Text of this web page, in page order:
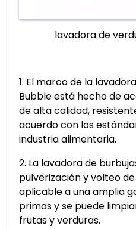
lavadora de
1. El marco de la
Bubble está hecho de
de alta calidad,
acuerdo con los
industria alimentaria.
2. La lavadora de
pulverización y volteo
aplicable a una amplia
primas y se puede
frutas y verduras.